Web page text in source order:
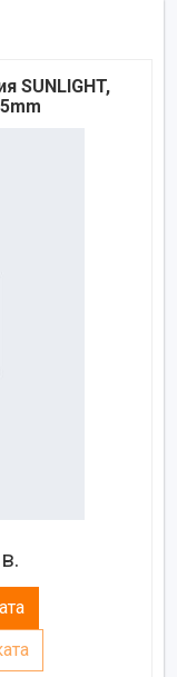
SUNLIGHT,